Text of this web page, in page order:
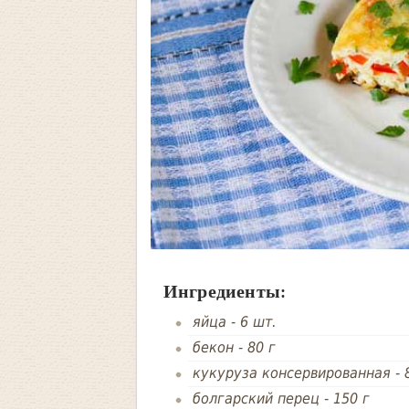
Ингредиенты:
яйца - 6 шт.
бекон- 80 г
кукуруза консервированная -
болгарский перец - 150 г